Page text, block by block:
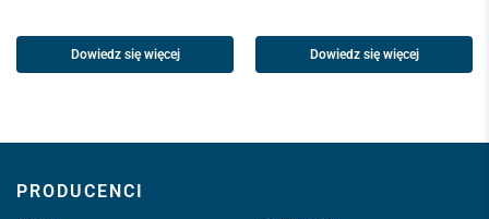
Dowiedz się więcej Dowiedz się więcej
PRODUCENCI